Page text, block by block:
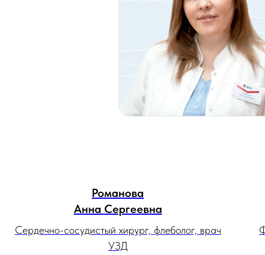
Романова
Анна Сергеевна
Сердечно-сосудистый хирург, флеболог, врач
УЗД